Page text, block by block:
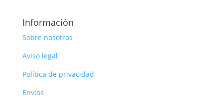
Información
Sobre nosotros
Aviso legal
Política de privacidad
Envíos